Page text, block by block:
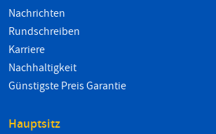
Nachrichten
Rundschreiben
Karriere
Nachhaltigkeit
Günstigste Preis Garantie
Hauptsitz